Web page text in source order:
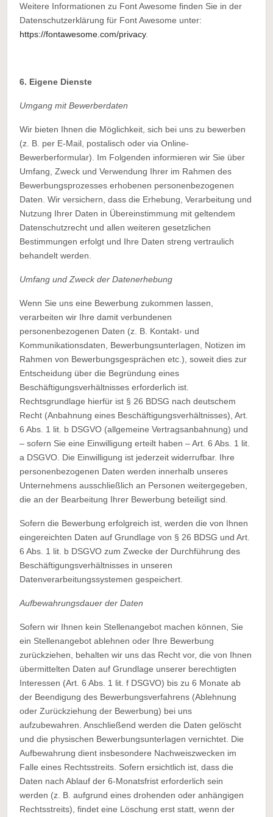
Weitere Informationen zu Font Awesome finden Sie in der
Datenschutzerklärung für Font Awesome unter:
https://fontawesome.com/privacy.
6. Eigene Dienste
Umgang mit Bewerberdaten
Wir bieten Ihnen die Möglichkeit, sich bei uns zu bewerben
(z. B. per E-Mail, postalisch oder via Online-
Bewerberformular). Im Folgenden informieren wir Sie über
Umfang, Zweck und Verwendung Ihrer im Rahmen des
Bewerbungsprozesses erhobenen personenbezogenen
Daten. Wir versichern, dass die Erhebung, Verarbeitung und
Nutzung Ihrer Daten in Übereinstimmung mit geltendem
Datenschutzrecht und allen weiteren gesetzlichen
Bestimmungen erfolgt und Ihre Daten streng vertraulich
behandelt werden.
Umfang und Zweck der Datenerhebung
Wenn Sie uns eine Bewerbung zukommen lassen,
verarbeiten wir Ihre damit verbundenen
personenbezogenen Daten (z. B. Kontakt- und
Kommunikationsdaten, Bewerbungsunterlagen, Notizen im
Rahmen von Bewerbungsgesprächen etc.), soweit dies zur
Entscheidung über die Begründung eines
Beschäftigungsverhältnisses erforderlich ist.
Rechtsgrundlage hierfür ist § 26 BDSG nach deutschem
Recht (Anbahnung eines Beschäftigungsverhältnisses), Art.
6 Abs. 1 lit. b DSGVO (allgemeine Vertragsanbahnung) und
– sofern Sie eine Einwilligung erteilt haben – Art. 6 Abs. 1 lit.
a DSGVO. Die Einwilligung ist jederzeit widerrufbar. Ihre
personenbezogenen Daten werden innerhalb unseres
Unternehmens ausschließlich an Personen weitergegeben,
die an der Bearbeitung Ihrer Bewerbung beteiligt sind.
Sofern die Bewerbung erfolgreich ist, werden die von Ihnen
eingereichten Daten auf Grundlage von § 26 BDSG und Art.
6 Abs. 1 lit. b DSGVO zum Zwecke der Durchführung des
Beschäftigungsverhältnisses in unseren
Datenverarbeitungssystemen gespeichert.
Aufbewahrungsdauer der Daten
Sofern wir Ihnen kein Stellenangebot machen können, Sie
ein Stellenangebot ablehnen oder Ihre Bewerbung
zurückziehen, behalten wir uns das Recht vor, die von Ihnen
übermittelten Daten auf Grundlage unserer berechtigten
Interessen (Art. 6 Abs. 1 lit. f DSGVO) bis zu 6 Monate ab
der Beendigung des Bewerbungsverfahrens (Ablehnung
oder Zurückziehung der Bewerbung) bei uns
aufzubewahren. Anschließend werden die Daten gelöscht
und die physischen Bewerbungsunterlagen vernichtet. Die
Aufbewahrung dient insbesondere Nachweiszwecken im
Falle eines Rechtsstreits. Sofern ersichtlich ist, dass die
Daten nach Ablauf der 6-Monatsfrist erforderlich sein
werden (z. B. aufgrund eines drohenden oder anhängigen
Rechtsstreits), findet eine Löschung erst statt, wenn der